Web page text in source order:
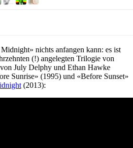
nichts anfangen kann: es ist
(!) angelegten Trilogie von
July Delphy und Ethan Hawke
Sunrise» (1995) und «Before Sunset»
(2013):